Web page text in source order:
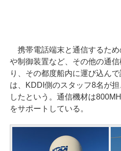
携帯電話端末と通信するため
や制御装置など、その他の通
り、その都度船内に運び込ん
は、KDDI側のスタッフ8名が
したという。通信機材は
をサポートしている。